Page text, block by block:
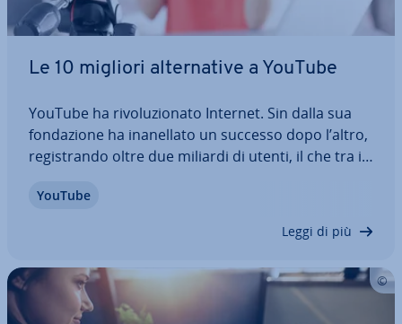
Le 10 migliori al­ter­na­ti­ve a YouTube
YouTube ha ri­vo­lu­zio­na­to Internet. Sin dalla sua
fon­da­zio­ne ha ina­nel­la­to un successo dopo l’altro,
re­gi­stran­do oltre due miliardi di utenti, il che tra i
domanda, dunque, sorge spontanea: quali sono le
YouTube
Leggi di più